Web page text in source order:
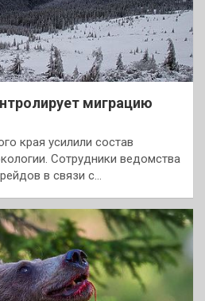
миграцию
края усилили состав
Сотрудники ведомства
в связи с…